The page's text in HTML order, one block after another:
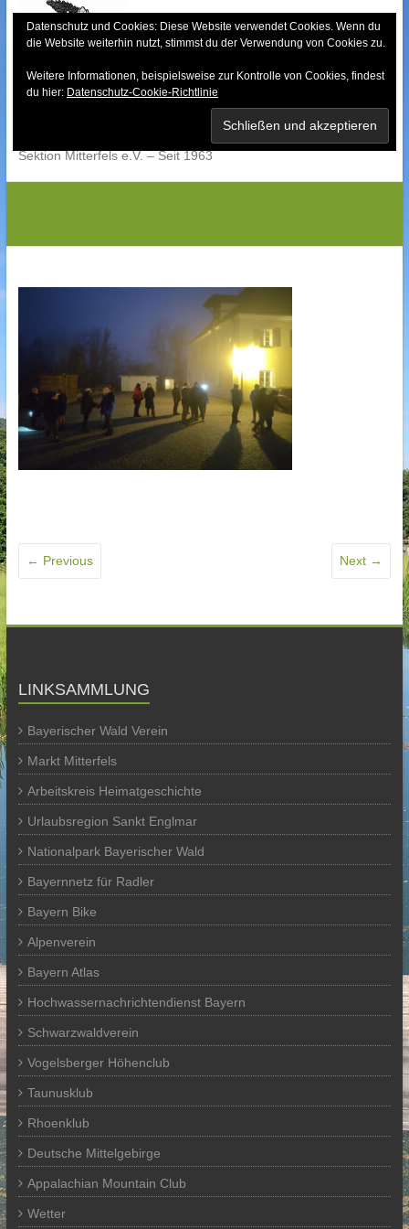
content
Bayerischer Wald-
Sektion Mitterfels e.V. – Seit 1963
← Previous Next →
LINKSAMMLUNG
Bayerischer Wald Verein
Markt Mitterfels
Arbeitskreis Heimatgeschichte
Urlaubsregion Sankt Englmar
Nationalpark Bayerischer Wald
Bayernnetz für Radler
Bayern Bike
Alpenverein
Bayern Atlas
Hochwassernachrichtendienst Bayern
Schwarzwaldverein
Vogelsberger Höhenclub
Taunusklub
Rhoenklub
Deutsche Mittelgebirge
Appalachian Mountain Club
Wetter
Datenschutz und Cookies: Diese Website verwendet Cookies. Wenn du
die Website weiterhin nutzt, stimmst du der Verwendung von Cookies zu.
Weitere Informationen, beispielsweise zur Kontrolle von Cookies, findest
du hier: Datenschutz-Cookie-Richtlinie